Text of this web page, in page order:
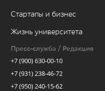
Стартапы и бизнес
Жизнь университета
Пресс-служба / Редакция
+7 (900) 630-00-10
+7 (931) 238-46-72
+7 (950) 240-15-62